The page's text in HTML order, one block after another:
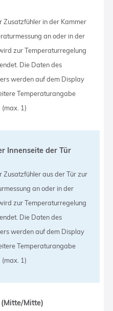
Zusatzfühler in der Kammer
an oder in der
zur Temperaturregelung
Die Daten des
werden auf dem Display
Temperaturangabe
1)
Innenseite der Tür
Zusatzfühler aus der Tür zur
an oder in der
zur Temperaturregelung
Die Daten des
werden auf dem Display
Temperaturangabe
1)
Mitte)